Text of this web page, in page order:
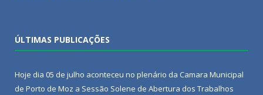
ÚLTIMAS PUBLICAÇÕES
Hoje dia 05 de julho aconteceu no plenário da Camara Municipal
de Porto de Moz a Sessão Solene de Abertura dos Trabalhos